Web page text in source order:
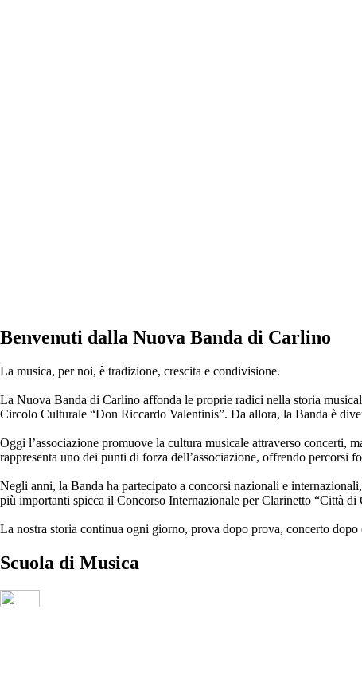
Benvenuti dalla Nuova Banda di Carlino
La musica, per noi, è tradizione, crescita e condivisione.
La Nuova Banda di Carlino affonda le proprie radici nella storia
Circolo Culturale “Don Riccardo Valentinis”. Da allora, la Banda è
Oggi l’associazione promuove la cultura musicale attraverso concerti,
rappresenta uno dei punti di forza dell’associazione, offrendo percorsi
Negli anni, la Banda ha partecipato a concorsi nazionali e
più importanti spicca il Concorso Internazionale per Clarinetto “Città
La nostra storia continua ogni giorno, prova dopo prova, concerto
Scuola di Musica